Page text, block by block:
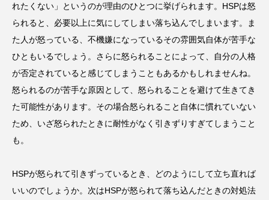
れたくない」というのが理由のひとつに挙げられます。HSPは怒
られると、必要以上に気にしてしまい落ち込んでしまいます。ま
た人が怒っている、不機嫌になっているその雰囲気自体が苦手な
ひともいるでしょう。さらに怒られることによって、自分の人格
が否定されていると感じてしまうこともあるかもしれませんね。
怒られるのが苦手な原因として、怒られることを避けて生きてき
た可能性があります。その場合怒られること自体に慣れていない
ため、いざ怒られたときに耐性がなく引きずりすぎてしまうこと
も。
HSPが怒られて引きずっているとき、どのようにして立ち直れば
いいのでしょうか。次はHSPが怒られて落ち込んだときの対処法